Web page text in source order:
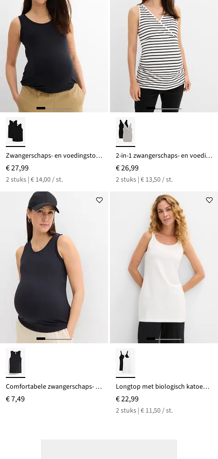
Zwangerschaps- en voedingstop van katoen (set van 2)
€ 27,99
2 stuks | € 14,00 / st.
2-in-1 zwangerschaps- en voedingstops (set van 2))
€ 26,99
2 stuks | € 13,50 / st.
Comfortabele zwangerschaps- en borstvoedingstop met cups van biologisch katoen
€ 7,49
Longtop met biologisch katoen (set van 2)
€ 22,99
2 stuks | € 11,50 / st.